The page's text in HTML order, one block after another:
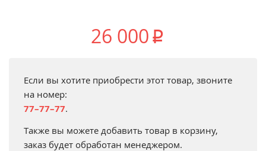
26 000 p
Если вы хотите приобрести этот товар, звоните
на номер:
77–77–77.
Также вы можете добавить товар в корзину,
заказ будет обработан менеджером.